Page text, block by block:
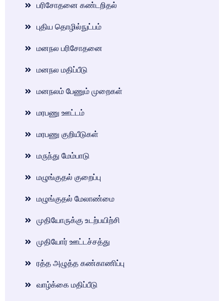
பரிசோதனை கண்டறிதல்
புதிய தொழில்நுட்பம்
மனநல பரிசோதனை
மனநல மதிப்பீடு
மனநலம் பேணும் முறைகள்
மரபணு ஊட்டம்
மரபணு குறியீடுகள்
மருந்து மேம்பாடு
மழுங்குதல் குறைப்பு
மழுங்குதல் மேலாண்மை
முதியோருக்கு உடற்பயிற்சி
முதியோர் ஊட்டச்சத்து
ரத்த அழுத்த கண்காணிப்பு
வாழ்க்கை மதிப்பீடு